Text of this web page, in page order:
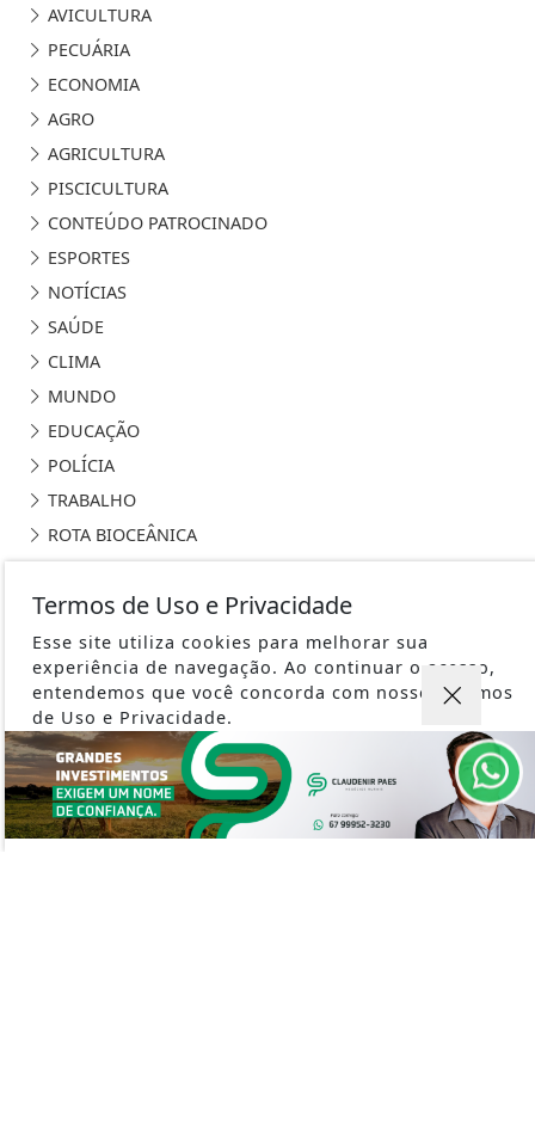
AVICULTURA
PECUÁRIA
ECONOMIA
AGRO
AGRICULTURA
PISCICULTURA
CONTEÚDO PATROCINADO
ESPORTES
NOTÍCIAS
SAÚDE
CLIMA
MUNDO
EDUCAÇÃO
POLÍCIA
TRABALHO
ROTA BIOCEÂNICA
CURIOSIDADES
SEGURANÇA
EMPREGOS
ARTIGO
PODCAST AGRONOSSO
SILVICULTURA
Termos de Uso e Privacidade
Esse site utiliza cookies para melhorar sua
experiência de navegação. Ao continuar o acesso,
entendemos que você concorda com nossos Termos
de Uso e Privacidade.
PARA MAIS INFORMAÇÕES,ACESSE NOSSOS TERMOS
CLICANDO AQUI
PROSSEGUIR